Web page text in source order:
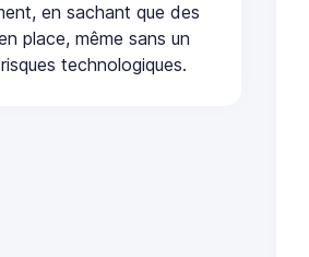
en sachant que des
place, même sans un
technologiques.